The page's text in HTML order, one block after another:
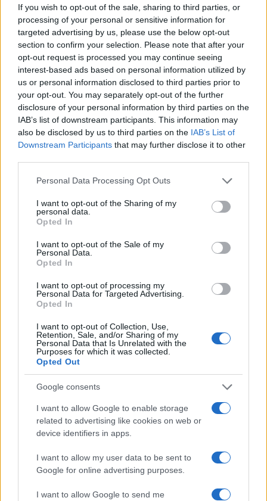
If you wish to opt-out of the sale, sharing to third parties, or
processing of your personal or sensitive information for
targeted advertising by us, please use the below opt-out
section to confirm your selection. Please note that after your
opt-out request is processed you may continue seeing
interest-based ads based on personal information utilized by
us or personal information disclosed to third parties prior to
your opt-out. You may separately opt-out of the further
disclosure of your personal information by third parties on the
IAB’s list of downstream participants. This information may
also be disclosed by us to third parties on the IAB’s List of
Downstream Participants that may further disclose it to other
Please note that this website/app uses one or more Google
not limited to your visit or usage behaviour. You may click to
grant or deny consent to Google and its third-party tags to
use your data for below specified purposes in below Google
consent section.
Personal Data Processing Opt Outs
I want to opt-out of the Sharing of my
personal data.
Opted In
I want to opt-out of the Sale of my
Personal Data.
Opted In
I want to opt-out of processing my
Personal Data for Targeted Advertising.
Opted In
I want to opt-out of Collection, Use,
Retention, Sale, and/or Sharing of my
Personal Data that Is Unrelated with the
Purposes for which it was collected.
Opted Out
Google consents
I want to allow Google to enable storage
related to advertising like cookies on web or
device identifiers in apps.
I want to allow my user data to be sent to
Google for online advertising purposes.
I want to allow Google to send me
Εθνική Νεανίδων: Με τη
Βουλγαρία για τις θέσεις 5-
8 του Ευρωμπάσκετ (live
stream)
«Ο Τζόελ Μπολομπόι θα
αγωνιστεί στη Βιλερμπάν τη
σεζόν 2026-27»
Χρηματοδότηση 8 εκατ.
ευρώ σε 843 μέσα
πενταετές πρόγραμμα
ενίσχυσης του Τύπου
α' εξάμηνο, στα 550 εκατ.
ευρώ – Καθαρά κέρδη 313
Το FIAT 500 Hybrid τώρα